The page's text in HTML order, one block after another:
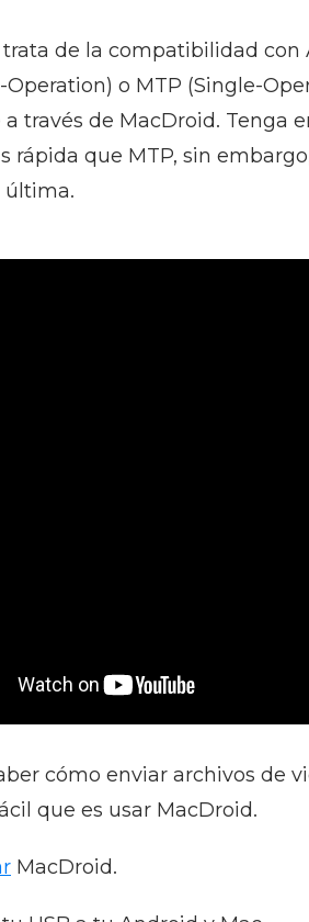
trata de la compatibilidad
o MTP (Single-
través de MacDroid. Tenga
rápida que MTP, sin
última.
cómo enviar archivos de
que es usar MacDroid.
MacDroid.